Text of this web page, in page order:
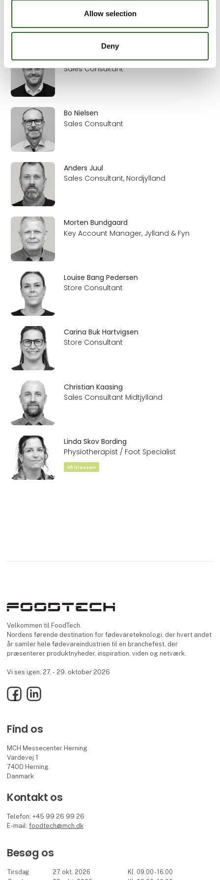
Allow selection
Deny
Thomas Engelbredt
Sales Manager
Lars Tang Jørgensen
Sales Consultant
Bo Nielsen
Sales Consultant
Anders Juul
Sales Consultant, Nordjylland
Morten Bundgaard
Key Account Manager, Jylland & Fyn
Louise Bang Pedersen
Store Consultant
Carina Buk Hartvigsen
Store Consultant
Christian Kaasing
Sales Consultant Midtjylland
Linda Skov Bording
Physiotherapist / Foot Specialist
På messen
Velkommen til FoodTech.
Nordens førende destination for fødevareteknologi, der hvert andet
år samler hele fødevareindustrien til en branchefest, der
præsenterer produktnyheder, inspiration, viden og netværk.
Vi ses igen, 27. - 29. oktober 2026
FacebookLinkedIn
Find os
MCH Messecenter Herning
Vardevej 1
7400 Herning
Danmark
Kontakt os
Telefon: +45 99 26 99 26
E-mail:foodtech@mch.dk
Besøg os
Tirsdag 27. okt. 2026
Kl. 09.00 - 16.00